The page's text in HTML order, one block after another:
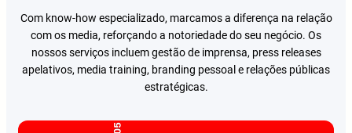
Com know-how especializado, marcamos a diferença na relação
com os media, reforçando a notoriedade do seu negócio. Os
nossos serviços incluem gestão de imprensa, press releases
apelativos, media training, branding pessoal e relações públicas
estratégicas.